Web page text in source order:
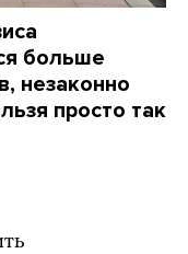
больше
незаконно
просто так